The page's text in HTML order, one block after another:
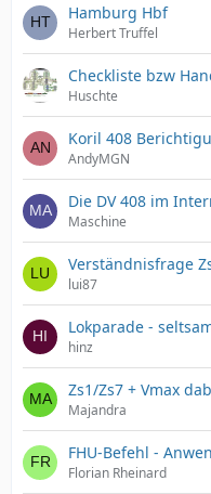
Hamburg Hbf
Herbert Truffel
Checkliste bzw
Huschte
Koril 408
AndyMGN
Die DV 408 im
Maschine
Verständnisfrage
lui87
Lokparade -
hinz
Zs1/Zs7 + Vmax
Majandra
FHU-Befehl -
Florian Rheinard